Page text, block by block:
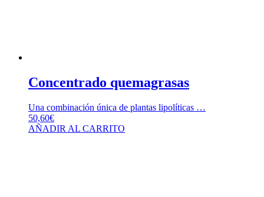
Concentrado quemagrasas
Una combinación única de plantas lipolíticas …
50,60€
AÑADIR AL CARRITO